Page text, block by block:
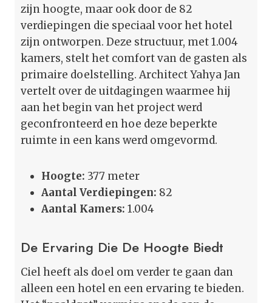
zijn hoogte, maar ook door de 82
verdiepingen die speciaal voor het hotel
zijn ontworpen. Deze structuur, met 1.004
kamers, stelt het comfort van de gasten als
primaire doelstelling. Architect Yahya Jan
vertelt over de uitdagingen waarmee hij
aan het begin van het project werd
geconfronteerd en hoe deze beperkte
ruimte in een kans werd omgevormd.
Hoogte: 377 meter
Aantal Verdiepingen: 82
Aantal Kamers: 1.004
De Ervaring Die De Hoogte Biedt
Ciel heeft als doel om verder te gaan dan
alleen een hotel en een ervaring te bieden.